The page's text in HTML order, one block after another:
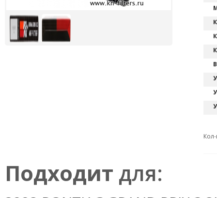
Подходит для: